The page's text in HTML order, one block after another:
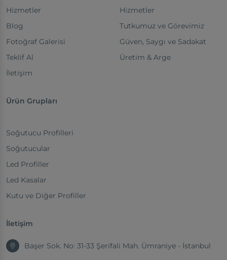
Hizmetler
Blog
Fotoğraf Galerisi
Teklif Al
İletişim
Hizmetler
Tutkumuz ve Görevimiz
Güven, Saygı ve Sadakat
Üretim & Arge
Ürün Grupları
Soğutucu Profilleri
Soğutucular
Led Profiller
Led Kasalar
Kutu ve Diğer Profiller
İletişim
Başer Sok. No: 31-33 Şerifali Mah. Ümraniye - İstanbul